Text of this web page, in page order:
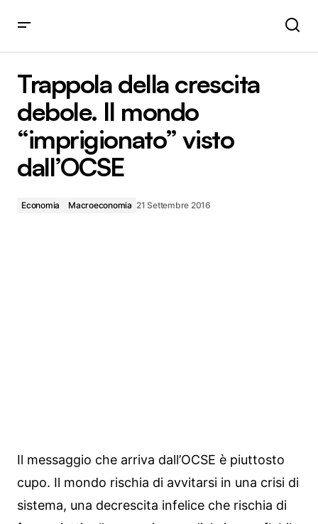
visto dall’OCSE
Trappola della crescita
debole. Il mondo
“imprigionato” visto
dall’OCSE
Economia Macroeconomia 21 Settembre 2016
Il messaggio che arriva dall’OCSE è piuttosto
cupo. Il mondo rischia di avvitarsi in una crisi di
sistema, una decrescita infelice che rischia di